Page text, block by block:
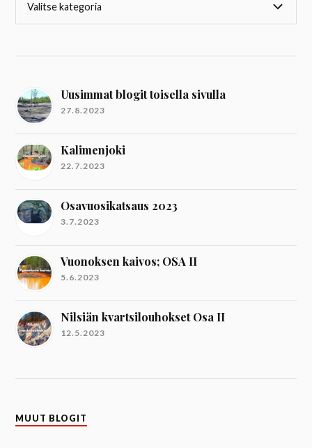
Uusimmat blogit toisella sivulla
27.8.2023
Kalimenjoki
22.7.2023
Osavuosikatsaus 2023
3.7.2023
Vuonoksen kaivos; OSA II
5.6.2023
Nilsiän kvartsilouhokset Osa II
12.5.2023
MUUT BLOGIT